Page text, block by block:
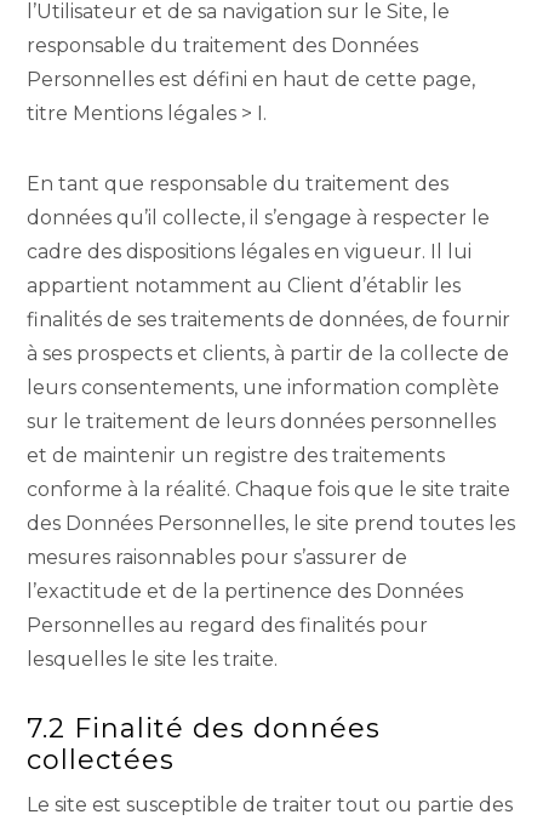
l’Utilisateur et de sa navigation sur le Site, le
responsable du traitement des Données
Personnelles est défini en haut de cette page,
titre Mentions légales > I.
En tant que responsable du traitement des
données qu’il collecte, il s’engage à respecter le
cadre des dispositions légales en vigueur. Il lui
appartient notamment au Client d’établir les
finalités de ses traitements de données, de fournir
à ses prospects et clients, à partir de la collecte de
leurs consentements, une information complète
sur le traitement de leurs données personnelles
et de maintenir un registre des traitements
conforme à la réalité. Chaque fois que le site traite
des Données Personnelles, le site prend toutes les
mesures raisonnables pour s’assurer de
l’exactitude et de la pertinence des Données
Personnelles au regard des finalités pour
lesquelles le site les traite.
7.2 Finalité des données
collectées
Le site est susceptible de traiter tout ou partie des